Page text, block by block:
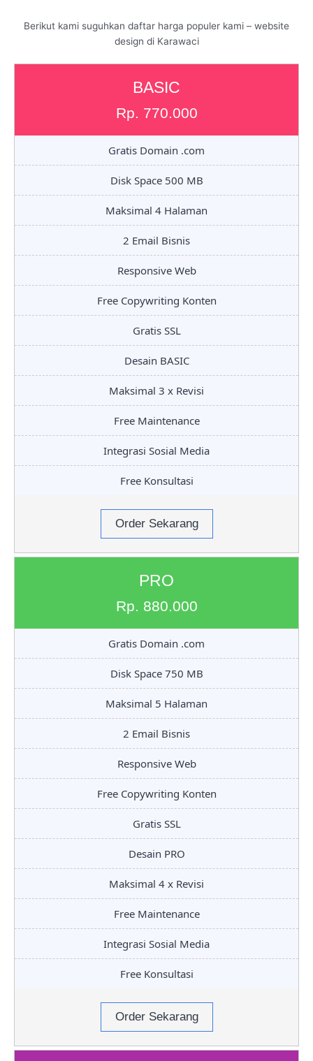
Berikut kami suguhkan daftar harga populer kami – website
design di Karawaci
BASIC
Rp. 770.000
Gratis Domain .com
Disk Space 500 MB
Maksimal 4 Halaman
2 Email Bisnis
Responsive Web
Free Copywriting Konten
Gratis SSL
Desain BASIC
Maksimal 3 x Revisi
Free Maintenance
Integrasi Sosial Media
Free Konsultasi
Order Sekarang
PRO
Rp. 880.000
Gratis Domain .com
Disk Space 750 MB
Maksimal 5 Halaman
2 Email Bisnis
Responsive Web
Free Copywriting Konten
Gratis SSL
Desain PRO
Maksimal 4 x Revisi
Free Maintenance
Integrasi Sosial Media
Free Konsultasi
Order Sekarang